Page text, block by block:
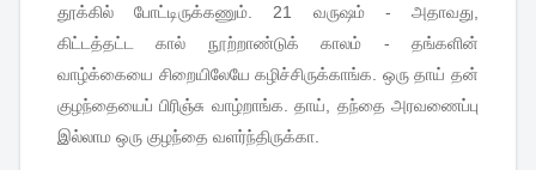
தூக்கில்
போட்டிருக்கணும் . 21 வருஷம்-அதாவது
கிட்டத்தட்ட
கால் நூற்றாண்டுக் காலம் -தங்களின்
வாழ்க்கையை சிறையிலேயே கழிச்சிருக்காங்க ஒரு தாய் தன்
குழந்தையைப் பிரிஞ்சு வாழ்றாங்க .தாய் தந்தை அரவணைப்பு
இல்லாம ஒரு குழந்தை வளர்ந்திருக்கா